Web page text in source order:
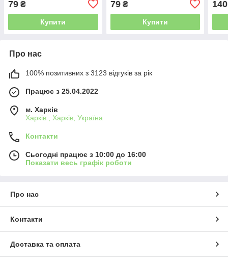
79 ₴
Купити
79₴
Купити
140
Про нас
100% позитивних з 3123 відгуків за рік
Працює з 25.04.2022
м. Харків
Харків , Харків, Україна
Контакти
Сьогодні працює з 10:00 до 16:00
Показати весь графік роботи
Про нас
Контакти
Доставка та оплата